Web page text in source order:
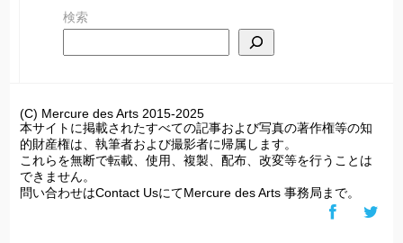
イ
検索
(C) Mercure des Arts 2015-2025
本サイトに掲載されたすべての記事および写真の著作権等の知
的財産権は、執筆者および撮影者に帰属します。
これらを無断で転載、使用、複製、配布、改変等を行うことは
できません。
問い合わせはContact UsにてMercure des Arts 事務局まで。